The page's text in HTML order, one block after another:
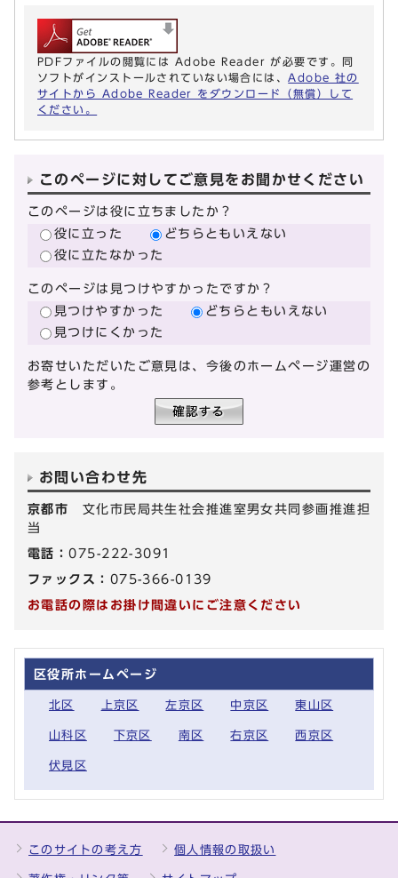
PDFファイルの閲覧には Adobe Reader が必要です。同
ソフトがインストールされていない場合には、 Adobe 社の
サイトから Adobe Reader をダウンロード（無償）して
ください。
このページに対してご意見をお聞かせください
このページは役に立ちましたか？
役に立った
どちらともいえない
役に立たなかった
このページは見つけやすかったですか？
見つけやすかった
どちらともいえない
見つけにくかった
お寄せいただいたご意見は、今後のホームページ運営の
参考とします。
お問い合わせ先
京都市 文化市民局共生社会推進室男女共同参画推進担
当
電話：075-222-3091
ファックス： 075-366-0139
お電話の際はお掛け間違いにご注意ください
区役所ホームページ
北区 上京区 左京区 中京区 東山区
山科区 下京区 南区 右京区 西京区
伏見区
このサイトの考え方 個人情報の取扱い